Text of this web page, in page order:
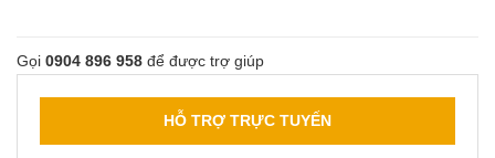
Gọi 0904 896 958 để được trợ giúp
HỖ TRỢ TRỰC TUYẾN